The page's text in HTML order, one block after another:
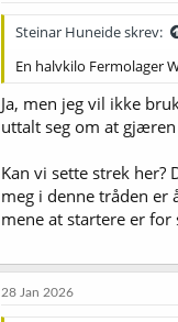
Steinar Huneide skrev:
En halvkilo Fermolager
Ja, men jeg vil ikke
uttalt seg om at
Kan vi sette strek
meg i denne tråden er
mene at startere er for
28 Jan 2026